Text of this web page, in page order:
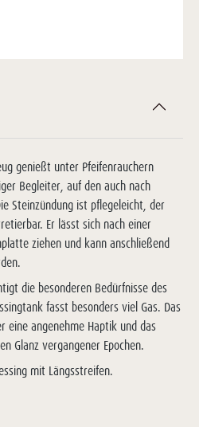
genießt unter Pfeifenrauchern
Begleiter, auf den auch nach
Steinzündung ist pflegeleicht, der
Er lässt sich nach einer
ziehen und kann anschließend
die besonderen Bedürfnisse des
fasst besonders viel Gas. Das
eine angenehme Haptik und das
Glanz vergangener Epochen.
mit Längsstreifen.